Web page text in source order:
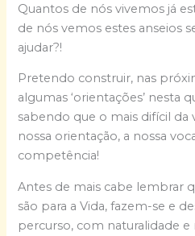
Quantos de nós vivemos já
de nós vemos estes anseios
ajudar?!
Pretendo construir, nas
algumas ‘orientações’ nesta
sabendo que o mais difícil da
nossa orientação, a nossa
competência!
Antes de mais cabe lembrar
são para a Vida, fazem-se e
percurso, com naturalidade e